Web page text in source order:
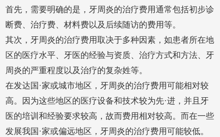
首先，需要明确的是，牙周炎的治疗费用通常包括初步诊
断费、治疗费、材料费以及后续随访的费用等。
其次，牙周炎的治疗费用取决于多种因素，如患者所在地
区的医疗水平、牙医的经验与资质、治疗方式和方法、牙
周炎的严重程度以及治疗的复杂姓等。
在发达国·家或城市地区，牙周炎的治疗费用可能相对较
高。因为这些地区的医疗设备和技术较为先·进，并且牙
医的培训和经验要求较高，故而费用相对较高。而在一些
发展我国·家或偏远地区，牙周炎的治疗费用可能较低。